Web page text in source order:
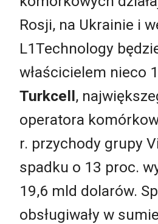
Rosji, na Ukrainie i
L1Technology
właścicielem nieco
Turkcell,
operatora
r. przychody grupy
spadku o 13 proc.
19,6 mld dolarów.
obsługiwały w